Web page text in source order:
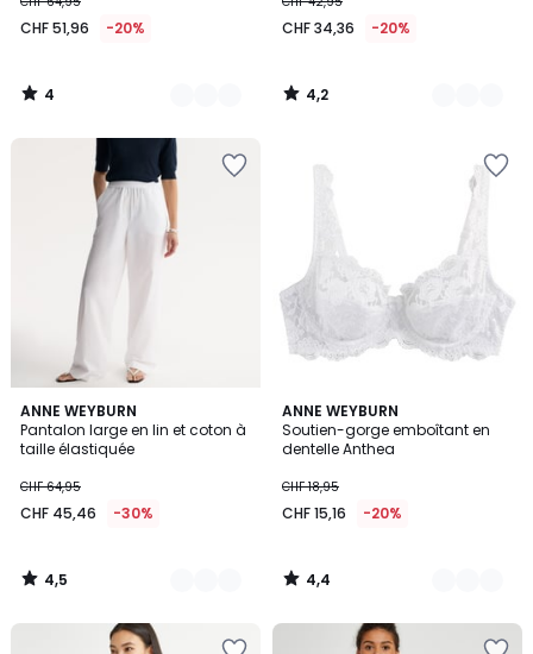
CHF 51,96 -20%
4
/
CHF 34,36 -20%
4,2
/
ANNE WEYBURN
Pantalon large en lin et coton à
taille élastiquée
CHF 64,95
CHF 45,46 -30%
4,5
/ 5
2
Couleurs
4,5
/
ANNE WEYBURN
Soutien-gorge emboîtant en
dentelle Anthea
CHF 18,95
CHF 15,16 -20%
4,4
/ 5
4
Couleurs
4,4
/